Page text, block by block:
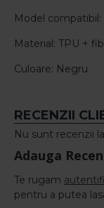
Model compatibil:
Material: TPU +
Culoare: Negru
RECENZII
Nu sunt recenzii
Adauga
Te rugam
pentru a putea